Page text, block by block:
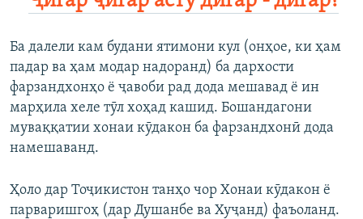
Ба далели кам будани ятимони кул (онҳое, ки ҳам
падар ва ҳам модар надоранд) ба дархости
фарзандхонҳо ё ҷавоби рад дода мешавад ё ин
марҳила хеле тӯл хоҳад кашид. Бошандагони
муваққатии хонаи кӯдакон ба фарзандхонӣ дода
намешаванд.
Ҳоло дар Тоҷикистон танҳо чор Хонаи кӯдакон ё
парваришгоҳ (дар Душанбе ва Хуҷанд) фаъоланд.